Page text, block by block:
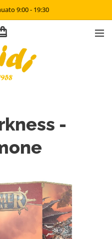
9:00 - 19:30
-